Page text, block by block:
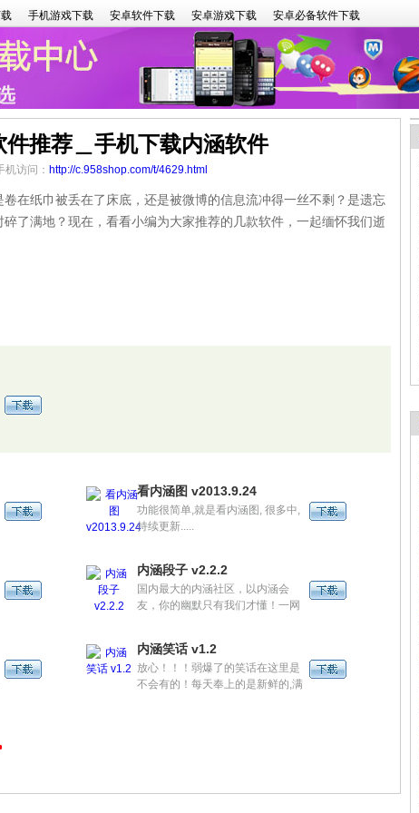
手机游戏下载 安卓软件下载 安卓游戏下载 安卓必备软件下载
件推荐＿手机下载内涵软件
访问： http://c.958shop.com/t/4629.html
纸巾被丢在了床底，还是被微博的信息流冲得一丝不剩？是遗忘
了满地？现在，看看小编为大家推荐的几款软件，一起缅怀我们逝
看内涵图 v2013.9.24
功能很简单,就是看内涵图, 很多中,
持续更新.....
内涵段子 v2.2.2
国内最大的内涵社区，以内涵会
友，你的幽默只有我们才懂！一网
内涵笑话 v1.2
放心！！！弱爆了的笑话在这里是
不会有的！每天奉上的是新鲜的,满